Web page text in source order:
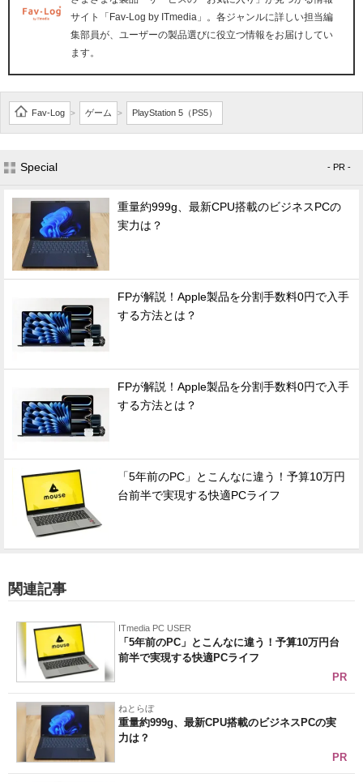
サイト「Fav-Log by ITmedia」。各ジャンルに詳しい担当編
集部員が、ユーザーの製品選びに役立つ情報をお届けしてい
ます。
Fav-Log > ゲーム > PlayStation 5（PS5）
Special - PR -
重量約999g、最新CPU搭載のビジネスPCの
実力は？
FPが解説！Apple製品を分割手数料0円で入手
する方法とは？
FPが解説！Apple製品を分割手数料0円で入手
する方法とは？
「5年前のPC」とこんなに違う！予算10万円
台前半で実現する快適PCライフ
関連記事
ITmedia PC USER
「5年前のPC」とこんなに違う！予算10万円台
前半で実現する快適PCライフ
PR
ねとらぼ
重量約999g、最新CPU搭載のビジネスPCの実
力は？
PR